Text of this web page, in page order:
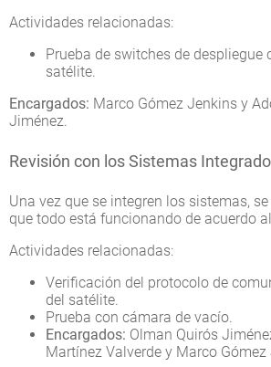
Actividades relacionadas:
Prueba de switches de despliegue
satélite.
Encargados: Marco Gómez Jenkins y
Jiménez.
Revisión con los Sistemas
Una vez que se integren los sistemas,
que todo está funcionando de acuerdo
Actividades relacionadas:
Verificación del protocolo de
del satélite.
Prueba con cámara de vacío.
Encargados: Olman Quirós
Martínez Valverde y Marco Gómez